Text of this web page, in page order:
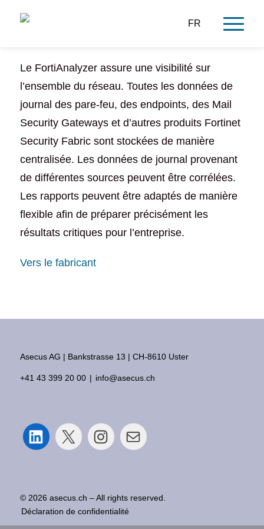
FR
Le FortiAnalyzer assure une visibilité sur
l’ensemble du réseau. Toutes les données de
journal des pare-feu, des endpoints, des Mail
Security Gateways et d’autres produits Fortinet
Security Fabricsont stockées de manière
centralisée. Les données de journal provenant
de différentes sources peuvent être corrélées.
Les rapports peuvent être adaptés de manière
flexible afin de préparer précisément les
résultats critiques pour l’entreprise.
Vers le fabricant
Asecus AG Bankstrasse 13 CH-8610 Uster
+41 43 399 20 00 info@asecus.ch
LinkedIn X InstagramE-mail
© 2026 asecus.ch – All rights reserved.
Déclaration de confidentialité